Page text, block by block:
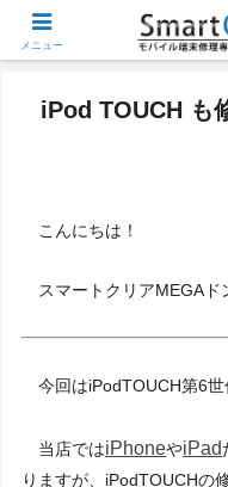
iPod TOUCH も
こんにちは！
スマートクリアMEGAド
今回はiPodTOUCH第6世
当店ではiPhoneやiPad
りますが、iPodTOUCHの
メニュー